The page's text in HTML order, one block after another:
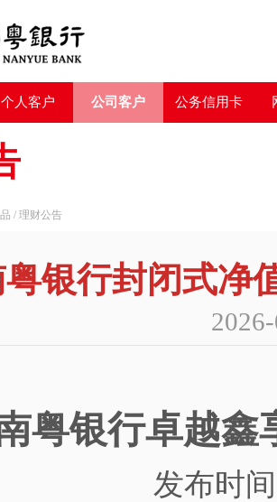
个人客户 公司客户 公务信用卡
/ 理财公告
银行封闭式净
粤银行卓越鑫
发布时